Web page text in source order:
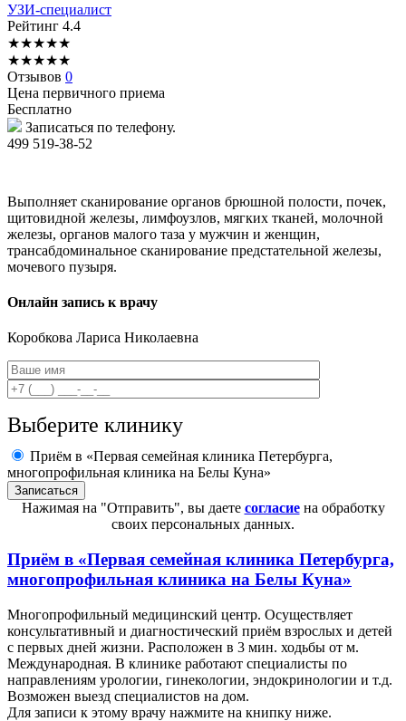
УЗИ-специалист
Рейтинг 4.4
★★★★★
★★★★★
Отзывов 0
Цена первичного приема
Бесплатно
Записаться по телефону.
499 519-38-52
Выполняет сканирование органов брюшной полости, почек,
щитовидной железы, лимфоузлов, мягких тканей, молочной
железы, органов малого таза у мужчин и женщин,
трансабдоминальное сканирование предстательной железы,
мочевого пузыря.
Онлайн запись к врачу
Коробкова Лариса Николаевна
Выберите клинику
Приём в «Первая семейная клиника Петербурга,
многопрофильная клиника на Белы Куна»
Нажимая на "Отправить", вы даете согласиена обработку
своих персональных данных.
Приём в «Первая семейная клиника Петербурга,
многопрофильная клиника на Белы Куна»
Многопрофильный медицинский центр. Осуществляет
консультативный и диагностический приём взрослых и детей
с первых дней жизни. Расположен в 3 мин. ходьбы от м.
Международная. В клинике работают специалисты по
направлениям урологии, гинекологии, эндокринологии и т.д.
Возможен выезд специалистов на дом.
Для записи к этому врачу нажмите на книпку ниже.